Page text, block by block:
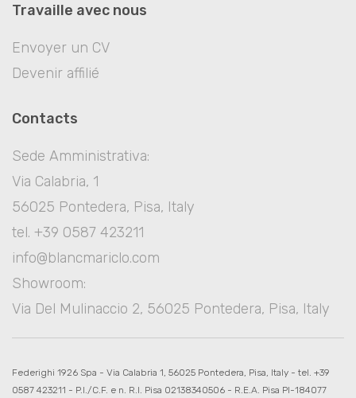
Travaille avec nous
Envoyer un CV
Devenir affilié
Contacts
Sede Amministrativa:
Via Calabria, 1
56025 Pontedera, Pisa, Italy
tel. +39 0587 423211
info@blancmariclo.com
Showroom:
Via Del Mulinaccio 2, 56025 Pontedera, Pisa, Italy
Federighi 1926 Spa - Via Calabria 1, 56025 Pontedera, Pisa, Italy - tel. +39
0587 423211 - P.I./C.F. e n. R.I. Pisa 02138340506 - R.E.A. Pisa PI-184077